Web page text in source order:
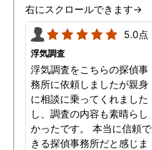
右にスクロールできます→
5.0点
浮気調査
浮気調査をこちらの探偵事
務所に依頼しましたが親身
に相談に乗ってくれました
し、調査の内容も素晴らし
かったです。 本当に信頼で
きる探偵事務所だと感じま